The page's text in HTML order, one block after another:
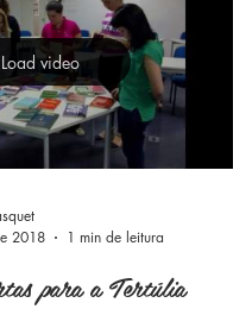
Load video
2018
1 min de leitura
para a Tertúlia